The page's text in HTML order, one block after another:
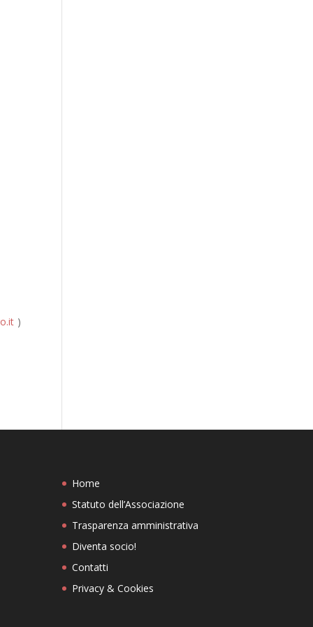
)
Home
Statuto dell’Associazione
Trasparenza amministrativa
Diventa socio!
Contatti
Privacy & Cookies